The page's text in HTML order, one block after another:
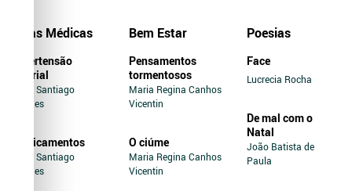
Dicas Médicas
Hipertensão
Arterial
Jairo Santiago
Novaes
Medicamentos
Jairo Santiago
Novaes
Bem Estar
Pensamentos
tormentosos
Maria Regina Canhos
Vicentin
O ciúme
Maria Regina Canhos
Vicentin
Poesias
Face
Lucrecia Rocha
De mal com o
Natal
João Batista de
Paula